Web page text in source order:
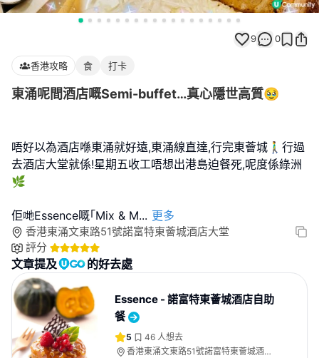
9 0
香港攻略 食 打卡
東涌呢間酒店嘅Semi-buffet…真心隱世高質🥹
唔好以為酒店喺東涌就好遠,東涌線直達,行完東薈城🚶‍♂️行過
去酒店大堂就係!星期五收工唔想出港島迫餐死,呢度係綠洲
🌿
佢哋Essence嘅｢Mix & M... 更多
香港東涌文東路51號諾富特東薈城酒店大堂
評分
文章提及 的好去處
Essence - 諾富特東薈城酒店自助
餐
5 46 人想去
香港東涌文東路51號諾富特東薈城酒店